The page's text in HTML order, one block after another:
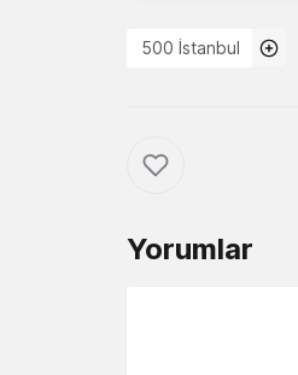
500 İstanbul
Yorumlar